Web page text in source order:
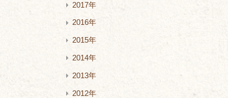
2017年
2016年
2015年
2014年
2013年
2012年